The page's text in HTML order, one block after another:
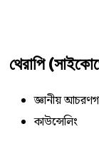
থেরাপি
জ্ঞানীয়
কাউন্সেলিং